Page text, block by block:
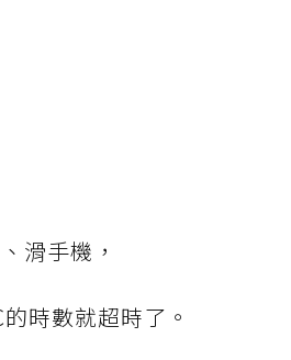
滑手機，
時數就超時了。